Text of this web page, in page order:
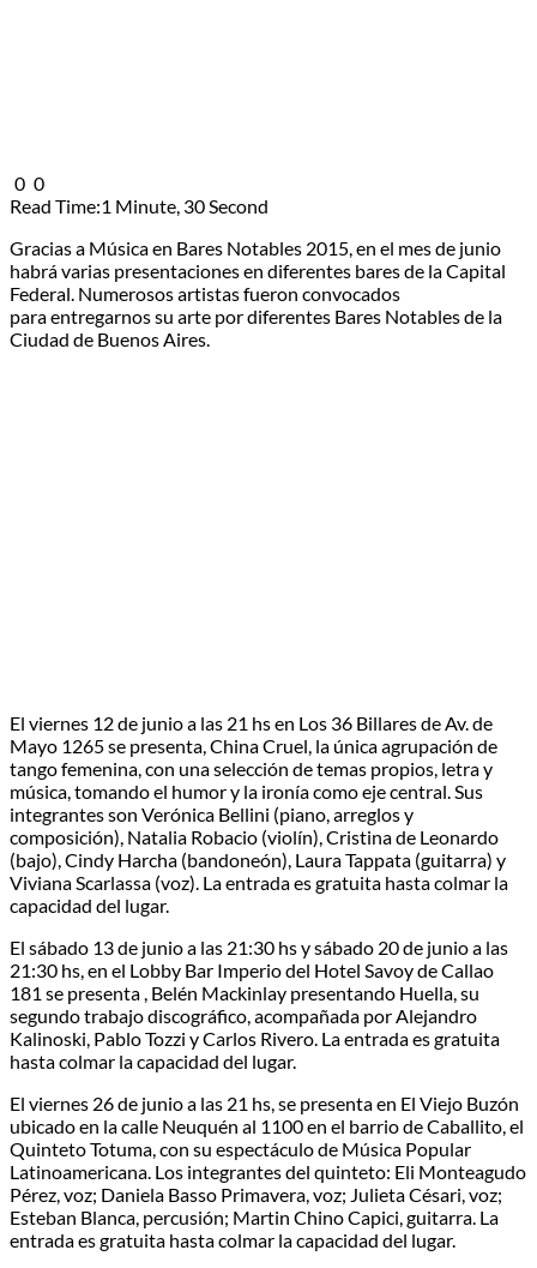
0 0
Read Time:1 Minute, 30 Second
Gracias a Música en Bares Notables 2015, en el mes de junio
habrá varias presentaciones en diferentes bares de la Capital
Federal. Numerosos artistas fueron convocados
para entregarnos su arte por diferentes Bares Notables de la
Ciudad de Buenos Aires.
El viernes 12 de junio a las 21 hs en Los 36 Billares de Av. de
Mayo 1265 se presenta, China Cruel, la única agrupación de
tango femenina, con una selección de temas propios, letra y
música, tomando el humor y la ironía como eje central. Sus
integrantes son Verónica Bellini (piano, arreglos y
composición), Natalia Robacio (violín), Cristina de Leonardo
(bajo), Cindy Harcha (bandoneón), Laura Tappata (guitarra) y
Viviana Scarlassa (voz). La entrada es gratuita hasta colmar la
capacidad del lugar.
El sábado 13 de junio a las 21:30 hs y sábado 20 de junio a las
21:30 hs, en el Lobby Bar Imperio del Hotel Savoy de Callao
181 se presenta , Belén Mackinlay presentando Huella, su
segundo trabajo discográfico, acompañada por Alejandro
Kalinoski, Pablo Tozzi y Carlos Rivero. La entrada es gratuita
hasta colmar la capacidad del lugar.
El viernes 26 de junio a las 21 hs, se presenta en El Viejo Buzón
ubicado en la calle Neuquén al 1100 en el barrio de Caballito, el
Quinteto Totuma, con su espectáculo de Música Popular
Latinoamericana. Los integrantes del quinteto: Eli Monteagudo
Pérez, voz; Daniela Basso Primavera, voz; Julieta Césari, voz;
Esteban Blanca, percusión; Martin Chino Capici, guitarra. La
entrada es gratuita hasta colmar la capacidad del lugar.